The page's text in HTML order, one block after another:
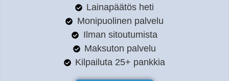
Lainapäätös heti
Monipuolinen palvelu
Ilman sitoutumista
Maksuton palvelu
Kilpailuta 25+ pankkia